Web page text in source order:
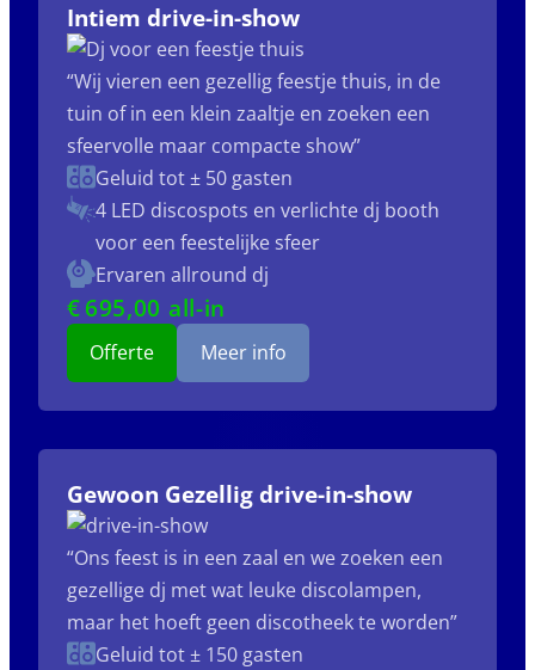
Intiem drive-in-show
“Wij vieren een gezellig feestje thuis, in de
tuin of in een klein zaaltje en zoeken een
sfeervolle maar compacte show”
Geluid tot ± 50 gasten
4 LED discospots en verlichte dj booth
voor een feestelijke sfeer
Ervaren allround dj
€ 695,00 all-in
Offerte Meer info
Gewoon Gezellig drive-in-show
“Ons feest is in een zaal en we zoeken een
gezellige dj met wat leuke discolampen,
maar het hoeft geen discotheek te worden”
Geluid tot ± 150 gasten